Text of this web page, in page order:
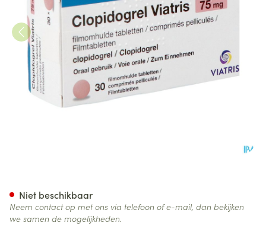
Niet beschikbaar
Neem contact op met ons via telefoon of e-mail, dan bekijken
we samen de mogelijkheden.